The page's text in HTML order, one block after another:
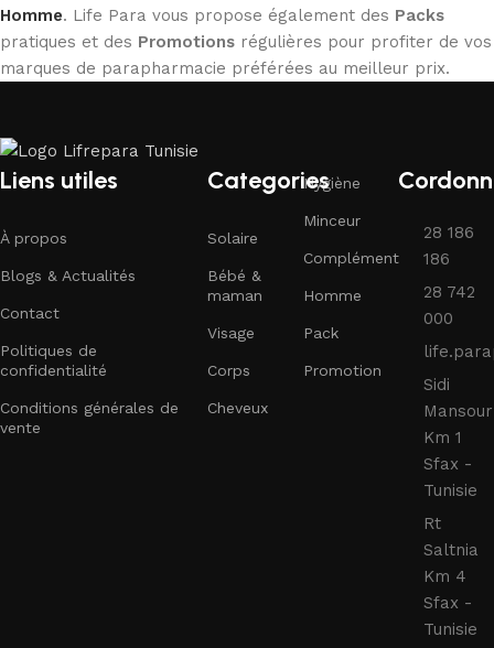
Homme. Life Para vous propose également des Packs
pratiques et des Promotions régulières pour profiter de vos
marques de parapharmacie préférées au meilleur prix.
Liens utiles
À propos
Blogs & Actualités
Contact
Politiques de
confidentialité
Conditions générales de
vente
Categories
Solaire
Bébé &
maman
Visage
Corps
Cheveux
Hygiène
Minceur
Complément
Homme
Pack
Promotion
28 186
186
28 742
000
Sidi
Mansour
Km 1
Sfax -
Tunisie
Rt
Saltnia
Km 4
Sfax -
Tunisie